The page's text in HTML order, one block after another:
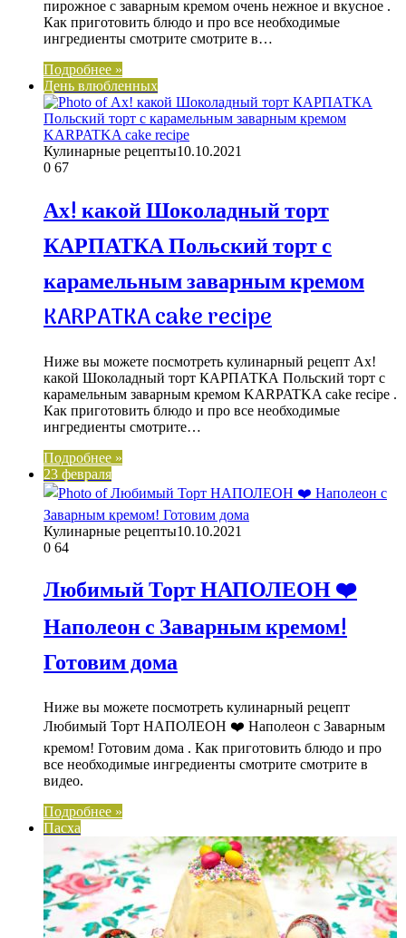
пирожное с заварным кремом очень нежное и вкусное .
Как приготовить блюдо и про все необходимые
ингредиенты смотрите смотрите в…
Подробнее »
День влюбленных
Кулинарные рецепты10.10.2021
0 67
Ах! какой Шоколадный торт
КАРПАТКА Польский торт с
карамельным заварным кремом
KARPATKA cake recipe
Ниже вы можете посмотреть кулинарный рецепт Ах!
какой Шоколадный торт КАРПАТКА Польский торт с
карамельным заварным кремом KARPATKA cake recipe .
Как приготовить блюдо и про все необходимые
ингредиенты смотрите…
Подробнее »
23 февраля
Кулинарные рецепты10.10.2021
0 64
Любимый Торт НАПОЛЕОН ❤️
Наполеон с Заварным кремом!
Готовим дома
Ниже вы можете посмотреть кулинарный рецепт
Любимый Торт НАПОЛЕОН ❤️ Наполеон с Заварным
кремом! Готовим дома . Как приготовить блюдо и про
все необходимые ингредиенты смотрите смотрите в
видео.
Подробнее »
Пасха